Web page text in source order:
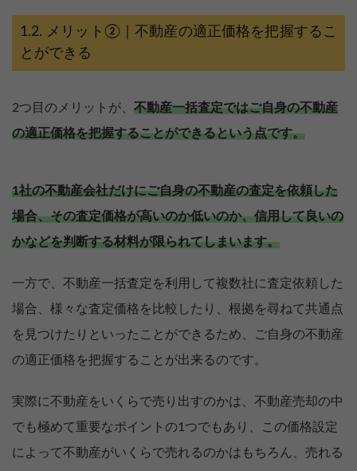
メリット②｜不動産の適正価格を把握するこ
とができる
2つ目のメリットが、 不動産一括査定ではご自身の不動産
の適正価格を把握することができるという点です。
1社の不動産会社だけにご自身の不動産の査定を依頼した
場合、その査定価格が高いのか低いのか、信用して良いの
かなどを判断する材料が限られてしまいます。
一方で、不動産一括査定を利用して複数社に査定依頼した
場合、様々な査定価格を比較したり、根拠を尋ねて共通点
を見つけたりといったことができるため、ご自身の不動産
の適正価格を把握することが出来るのです。
実際に不動産をいくらで売り出すのかは、不動産売却の中
でも極めて重要なポイントの1つでもあり、この価格設定
によって不動産がいくらで売れるのかはもちろん、売れる